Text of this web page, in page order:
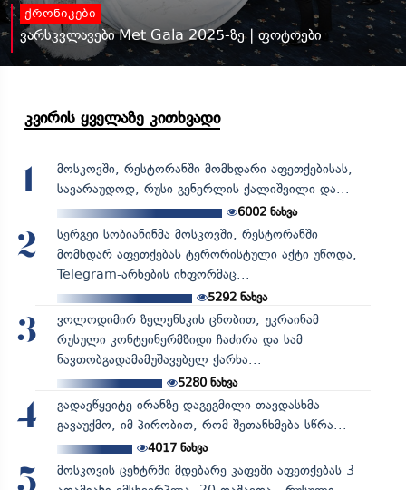
ქრონიკები
ვარსკვლავები Met Gala 2025-ზე | ფოტოები
კვირის ყველაზე კითხვადი
1
მოსკოვში, რესტორანში მომხდარი აფეთქებისას,
სავარაუდოდ, რუსი გენერლის ქალიშვილი და...
6002 ნახვა
2
სერგეი სობიანინმა მოსკოვში, რესტორანში
მომხდარ აფეთქებას ტერორისტული აქტი უწოდა,
Telegram-არხების ინფორმაც...
5292ნახვა
3
ვოლოდიმირ ზელენსკის ცნობით, უკრაინამ
რუსული კონტეინერმზიდი ჩაძირა და სამ
ნავთობგადამამუშავებელ ქარხა...
5280ნახვა
4
გადავწყვიტე ირანზე დაგეგმილი თავდასხმა
გავაუქმო, იმ პირობით, რომ შეთანხმება სწრა...
4017ნახვა
მოსკოვის ცენტრში მდებარე კაფეში აფეთქებას 3